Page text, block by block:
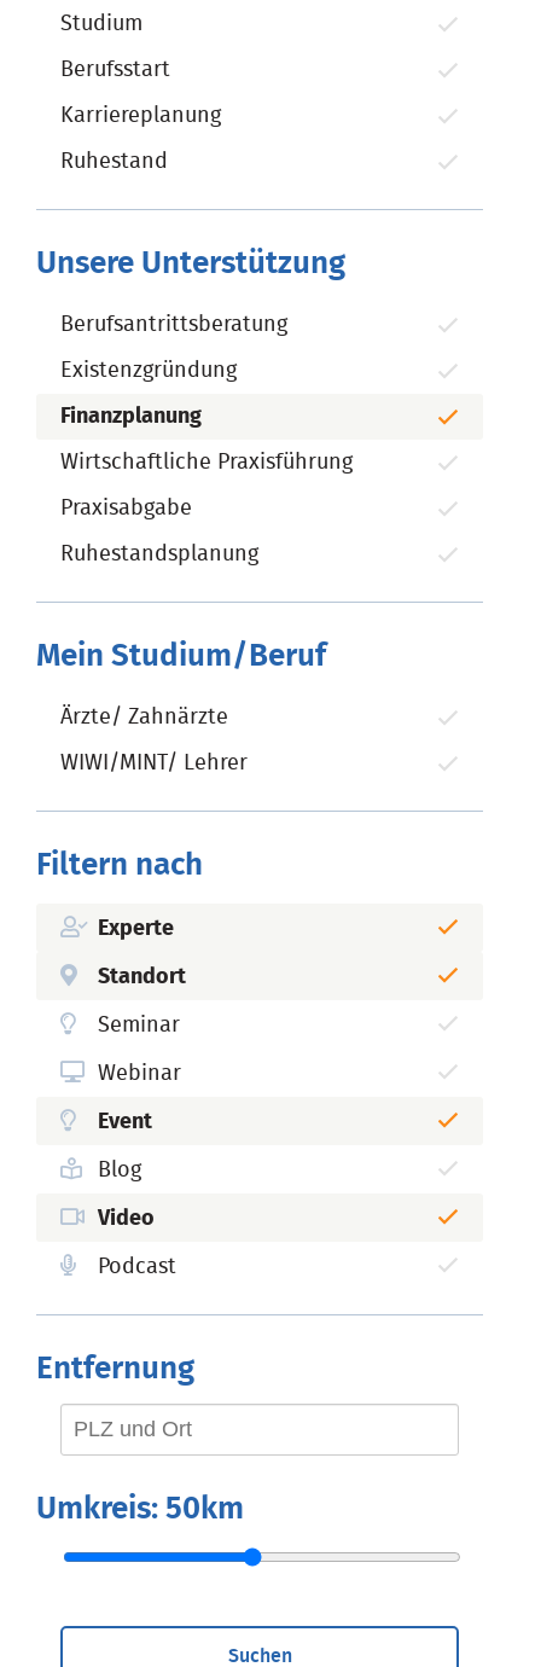
Studium
Berufsstart
Karriereplanung
Ruhestand
Unsere Unterstützung
Berufsantrittsberatung
Existenzgründung
Finanzplanung
Wirtschaftliche Praxisführung
Praxisabgabe
Ruhestandsplanung
Mein Studium/Beruf
Ärzte/ Zahnärzte
WIWI/MINT/ Lehrer
Filtern nach
Experte
Standort
Seminar
Webinar
Event
Blog
Video
Podcast
Entfernung
Umkreis: 50km
Suchen